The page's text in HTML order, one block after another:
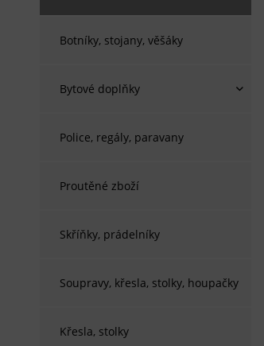
Botníky, stojany, věšáky
Bytové doplňky
Police, regály, paravany
Proutěné zboží
Skříňky, prádelníky
Soupravy, křesla, stolky, houpačky
Křesla, stolky